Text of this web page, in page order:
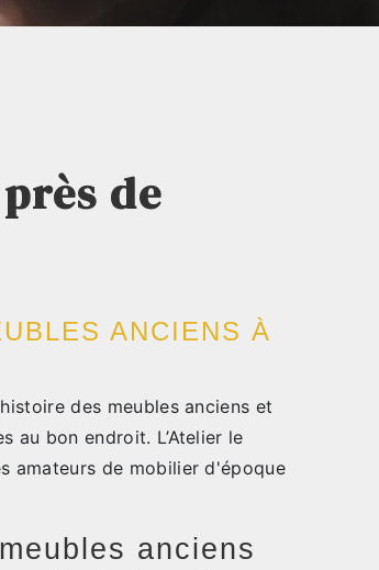
de
ANCIENS À
des meubles anciens et
au bon endroit. L’Atelier le
amateurs de mobilier d'époque
anciens